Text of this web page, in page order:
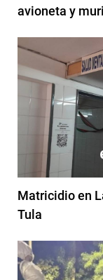
avioneta y
Matricidio en
Tula